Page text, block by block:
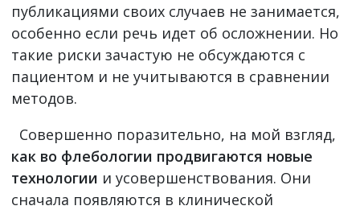
публикациями своих случаев не занимается,
особенно если речь идет об осложнении. Но
такие риски зачастую не обсуждаются с
пациентом и не учитываются в сравнении
методов.
Совершенно поразительно, на мой взгляд,
как во флебологии продвигаются новые
технологии и усовершенствования. Они
сначала появляются в клинической